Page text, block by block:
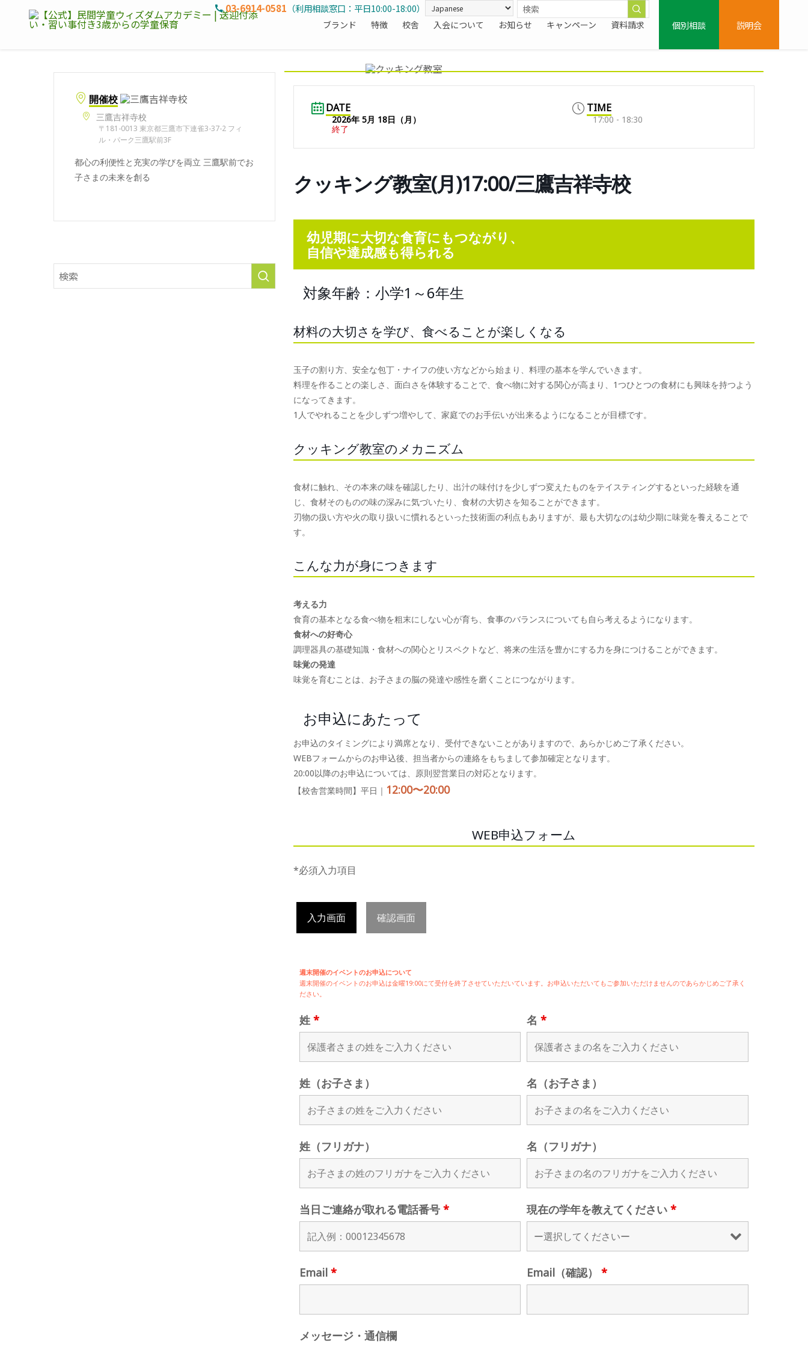
ブランド 特徴 校舎 入会について お知らせ キャンペーン 資料請求
03-6914-0581 （利用相談窓口：平日10:00-18:00）
個別相談
説明会
開催校
三鷹吉祥寺校
〒181-0013 東京都三鷹市下連雀3-37-2 フィ
ル・パーク三鷹駅前3F
都心の利便性と充実の学びを両立 三鷹駅前でお
子さまの未来を創る
DATE
2026年 5月 18日（月）
終了
TIME
17:00 - 18:30
クッキング教室(月)17:00/三鷹吉祥寺校
幼児期に大切な食育にもつながり、
自信や達成感も得られる
対象年齢：小学1～6年生
材料の大切さを学び、食べることが楽しくなる
玉子の割り方、安全な包丁・ナイフの使い方などから始まり、料理の基本を学んでいきます。
料理を作ることの楽しさ、面白さを体験することで、食べ物に対する関心が高まり、1つひとつの食材にも興味を持つよう
になってきます。
1人でやれることを少しずつ増やして、家庭でのお手伝いが出来るようになることが目標です。
クッキング教室のメカニズム
食材に触れ、その本来の味を確認したり、出汁の味付けを少しずつ変えたものをテイスティングするといった経験を通
じ、食材そのものの味の深みに気づいたり、食材の大切さを知ることができます。
刃物の扱い方や火の取り扱いに慣れるといった技術面の利点もありますが、最も大切なのは幼少期に味覚を養えることで
す。
こんな力が身につきます
考える力
食育の基本となる食べ物を粗末にしない心が育ち、食事のバランスについても自ら考えるようになります。
食材への好奇心
調理器具の基礎知識・食材への関心とリスペクトなど、将来の生活を豊かにする力を身につけることができます。
味覚の発達
味覚を育むことは、お子さまの脳の発達や感性を磨くことにつながります。
お申込にあたって
お申込のタイミングにより満席となり、受付できないことがありますので、あらかじめご了承ください。
WEBフォームからのお申込後、担当者からの連絡をもちまして参加確定となります。
20:00以降のお申込については、原則翌営業日の対応となります。
【校舎営業時間】平日｜ 12:00〜20:00
WEB申込フォーム
*必須入力項目
入力画面 確認画面
週末開催のイベントのお申込について
週末開催のイベントのお申込は金曜19:00にて受付を終了させていただいています。お申込いただいてもご参加いただけませんのであらかじめご了承く
ださい。
姓 * 名*
姓（お子さま） 名（お子さま）
姓（フリガナ） 名（フリガナ）
当日ご連絡が取れる電話番号 * 現在の学年を教えてください*
Email * Email（確認）*
メッセージ・通信欄